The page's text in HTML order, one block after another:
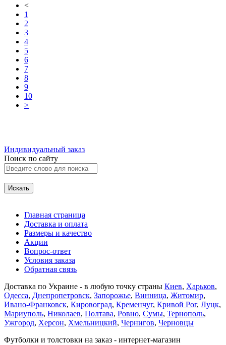
<
1
2
3
4
5
6
7
8
9
10
>
Индивидуальный заказ
Поиск по сайту
Главная страница
Доставка и оплата
Размеры и качество
Акции
Вопрос-ответ
Условия заказа
Обратная связь
Доставка по Украине - в любую точку страны Киев, Харьков,
Одесса, Днепропетровск, Запорожье, Винница, Житомир,
Ивано-Франковск, Кировоград, Кременчуг, Кривой Рог, Луцк,
Мариуполь, Николаев, Полтава, Ровно, Сумы, Тернополь,
Ужгород, Херсон, Хмельницкий, Чернигов, Черновцы
Футболки и толстовки на заказ - интернет-магазин